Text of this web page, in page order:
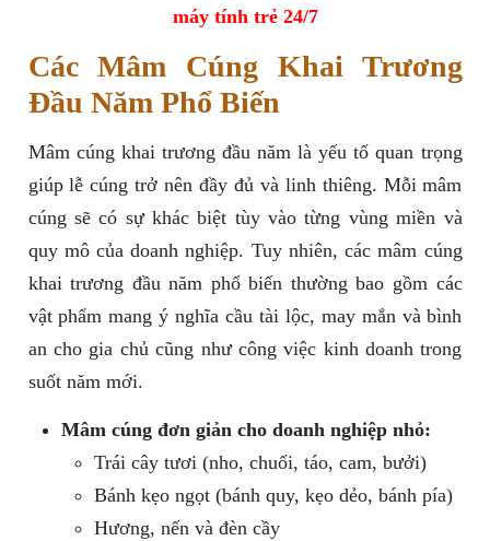
máy tính trẻ 24/7
Các Mâm Cúng Khai Trương
Đầu Năm Phổ Biến
Mâm cúng khai trương đầu năm là yếu tố quan trọng
giúp lễ cúng trở nên đầy đủ và linh thiêng. Mỗi mâm
cúng sẽ có sự khác biệt tùy vào từng vùng miền và
quy mô của doanh nghiệp. Tuy nhiên, các mâm cúng
khai trương đầu năm phổ biến thường bao gồm các
vật phẩm mang ý nghĩa cầu tài lộc, may mắn và bình
an cho gia chủ cũng như công việc kinh doanh trong
suốt năm mới.
Mâm cúng đơn giản cho doanh nghiệp nhỏ:
Trái cây tươi (nho, chuối, táo, cam, bưởi)
Bánh kẹo ngọt (bánh quy, kẹo dẻo, bánh pía)
Hương, nến và đèn cầy